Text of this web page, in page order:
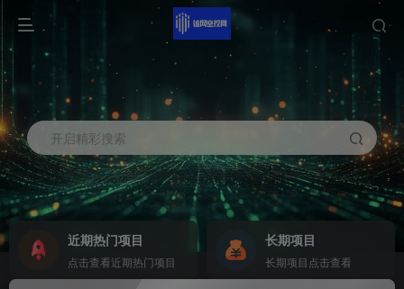
开启精彩搜索
近期热门项目
点击查看近期热门项目
长期项目
长期项目点击查看